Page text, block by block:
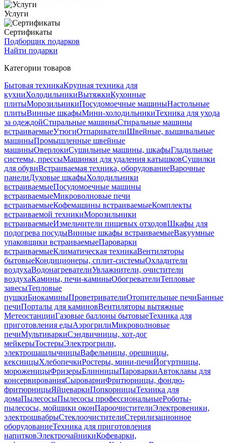
Услуги
Сертификаты
Подборщик подарков
Найти подарки
Категории товаров
Бытовая техникаКрупная техника для
кухниХолодильникиВытяжкиКухонные
плитыМорозильникиПосудомоечные машиныНастольные
плитыВинные шкафыМини-холодильникиТехника для ухода
за одеждойСтиральные машиныСтиральные машины
встраиваемыеУтюгиОтпаривателиШвейные, вышивальные
машиныПромышленные швейные
машиныОверлокиСушильные машины, шкафыГладильные
системы, прессыМашинки для удаления катышковСушилки
для обувиВстраиваемая техника, оборудованиеВарочные
панелиДуховые шкафыХолодильники
встраиваемыеПосудомоечные машины
встраиваемыеМикроволновые печи
встраиваемыеКофемашины встраиваемыеКомплекты
встраиваемой техникиМорозильники
встраиваемыеИзмельчители пищевых отходовШкафы для
подогрева посудыВинные шкафы встраиваемыеВакуумные
упаковщики встраиваемыеПароварки
встраиваемыеКлиматическая техникаВентиляторы
бытовыеКондиционеры, сплит-системыОхладители
воздухаВодонагревателиУвлажнители, очистители
воздухаКамины, печи-каминыОбогревателиТепловые
завесыТепловые
пушкиБиокаминыПроветривателиОтопительные печиБанные
печиПорталы для каминовВентиляторы вытяжные
МетеостанцииГазовые баллоны бытовыеТехника для
приготовления едыАэрогрилиМикроволновые
печиМультиваркиСэндвичницы, хот-дог
мейкерыТостерыЭлектрогрили,
электрошашлычницыВафельницы, орешницы,
кексницыХлебопечкиРостеры, мини-печиЙогуртницы,
мороженицыФризерыБлинницыПароваркиАвтоклавы для
консервированияСыроварниФритюрницы, фондю-
фритюрницыЯйцеваркиПопкорницыТехника для
домаПылесосыПылесосы профессиональныеРоботы-
пылесосы, мойщики оконПароочистителиЭлектровеники,
электрошвабрыСтеклоочистителиСтерилизационное
оборудованиеТехника для приготовления
напитковЭлектрочайникиКофеварки,